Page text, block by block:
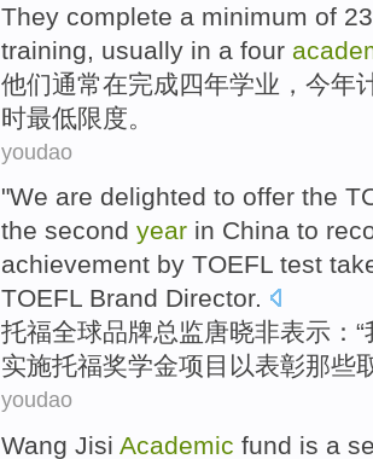
They complete a minimum of
training
usually in a four
他们通常在完成四年学业 ，今年
时最低限度。
youdao
"We are delighted to offer the
the second year in China to
achievement by TOEFL test
TOEFL Brand Director.
托福全球品牌总监唐晓非表示：“
实施托福奖学金项目 以表彰那些
youdao
Wang Jisi Academic fund is a